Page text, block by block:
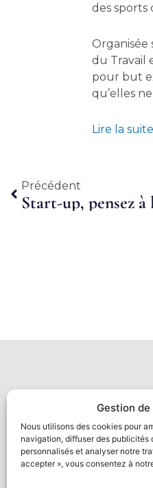
Gestion
Nous utilisons des cookies pour
navigation, diffuser des publicités
personnalisés et analyser notre
accepter », vous consentez à
des sports
Organisée
du Travail
pour but
qu’elles
Lire la suite
Précédent
Précédent
Start-up, pensez